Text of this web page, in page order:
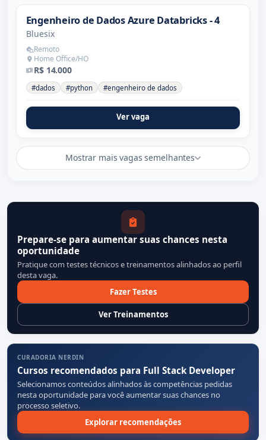
Engenheiro de Dados Azure Databricks - 4
Bluesix
Remoto
Home Office/HO
R$ 14.000
#dados #python #engenheiro de dados
Ver vaga
Mostrar mais vagas semelhantes
Prepare-se para aumentar suas chances nesta
oportunidade
Pratique com testes técnicos e treinamentos alinhados ao perfil
desta vaga.
Fazer Testes
Ver Treinamentos
CURADORIA NERDIN
Cursos recomendados para Full Stack Developer
Selecionamos conteúdos alinhados às competências pedidas
nesta oportunidade para você aumentar suas chances no
processo seletivo.
Explorar recomendações